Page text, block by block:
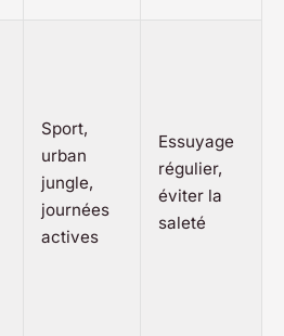
Sport,
urban
jungle,
journées
actives
Essuyage
régulier,
éviter la
saleté